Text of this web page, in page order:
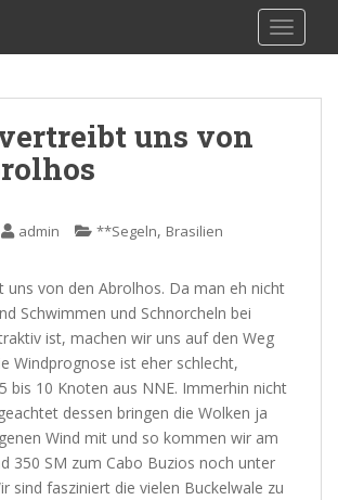
uns von
admin **Segeln, Brasilien
uns von den Abrolhos. Da man eh nicht
Schwimmen und Schnorcheln bei
ist, machen wir uns auf den Weg
Windprognose ist eher schlecht,
bis 10 Knoten aus NNE. Immerhin nicht
dessen bringen die Wolken ja
Wind mit und so kommen wir am
350 SM zum Cabo Buzios noch unter
sind fasziniert die vielen Buckelwale zu